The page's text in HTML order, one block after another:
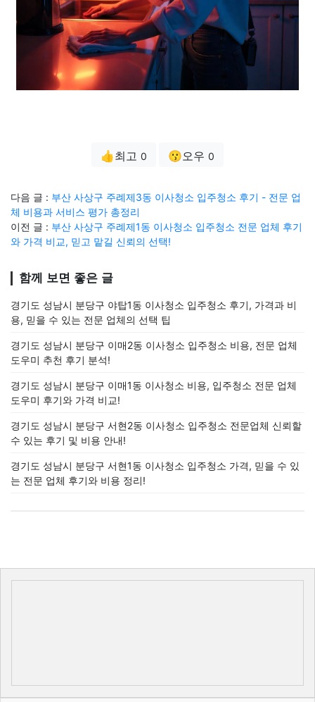
👍최고 0 😗오우 0
다음 글 : 부산 사상구 주례제3동 이사청소 입주청소 후기 - 전문 업
체 비용과 서비스 평가 총정리
이전 글 : 부산 사상구 주례제1동 이사청소 입주청소 전문 업체 후기
와 가격 비교, 믿고 맡길 신뢰의 선택!
함께 보면 좋은 글
경기도 성남시 분당구 야탑1동 이사청소 입주청소 후기, 가격과 비
용, 믿을 수 있는 전문 업체의 선택 팁
경기도 성남시 분당구 이매2동 이사청소 입주청소 비용, 전문 업체
도우미 추천 후기 분석!
경기도 성남시 분당구 이매1동 이사청소 비용, 입주청소 전문 업체
도우미 후기와 가격 비교!
경기도 성남시 분당구 서현2동 이사청소 입주청소 전문업체 신뢰할
수 있는 후기 및 비용 안내!
경기도 성남시 분당구 서현1동 이사청소 입주청소 가격, 믿을 수 있
는 전문 업체 후기와 비용 정리!